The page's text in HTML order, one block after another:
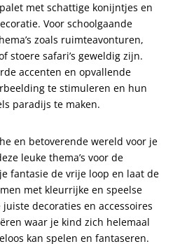
met schattige konijntjes‍ en
Voor schoolgaande
zoals ruimteavonturen,
stoere safari’s geweldig zijn.
accenten en opvallende
te stimuleren en hun
paradijs te maken.
en betoverende wereld voor je
leuke thema’s voor de
fantasie ​de vrije ‌loop en laat de
met kleurrijke en speelse
decoraties en accessoires
waar je kind zich helemaal
kan spelen en fantaseren.